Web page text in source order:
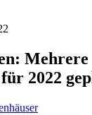
Mehrere
2022